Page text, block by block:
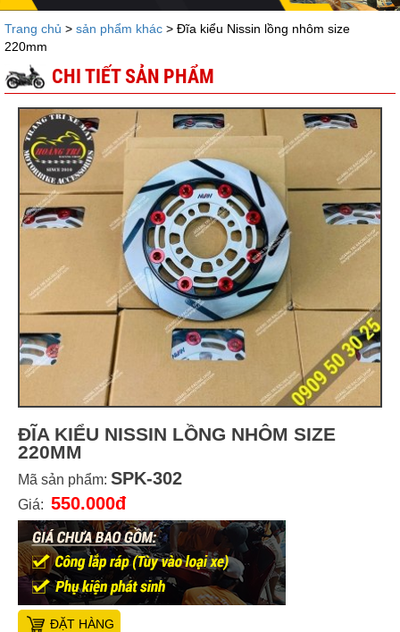
Trang chủ > sản phẩm khác > Đĩa kiểu Nissin lồng nhôm size
220mm
CHI TIẾT SẢN PHẨM
ĐĨA KIỂU NISSIN LỒNG NHÔM SIZE
220MM
Mã sản phẩm: SPK-302
Giá: 550.000đ
ĐẶT HÀNG